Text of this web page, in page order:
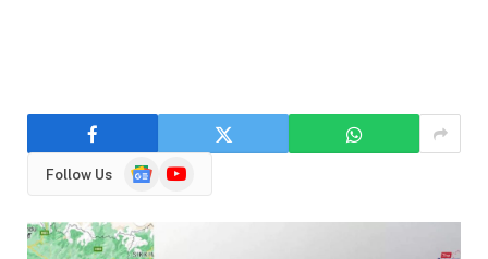
Follow Us
GoogleYouTube